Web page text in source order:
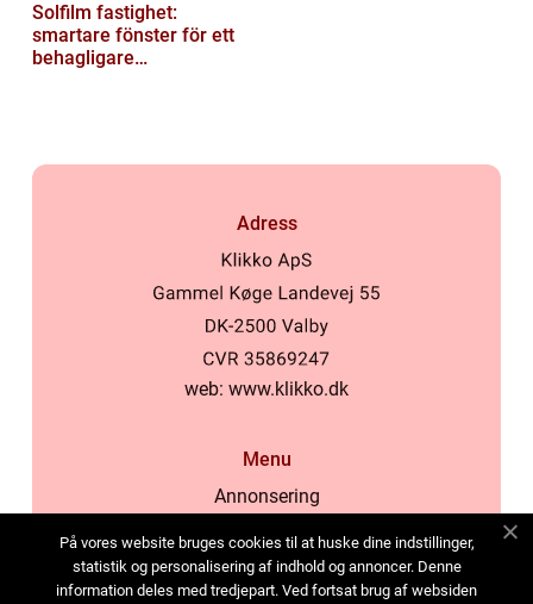
Solfilm fastighet:
smartare fönster för ett
behagligare
Adress
web: www.klikko.dk
Menu
Annonsering
Cookies
Kontakta oss
På vores website bruges cookies til at huske dine indstillinger,
statistik og personalisering af indhold og annoncer. Denne
information deles med tredjepart. Ved fortsat brug af websiden